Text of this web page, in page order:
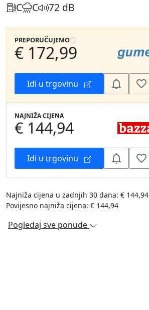
C C 72 dB
PREPORUČUJEMO
€ 172,99
Idi u trgovinu
NAJNIŽA CIJENA
€ 144,94
Idi u trgovinu
Najniža cijena u zadnjih 30 dana: € 144,94
Povijesno najniža cijena: € 144,94
Pogledaj sve ponude